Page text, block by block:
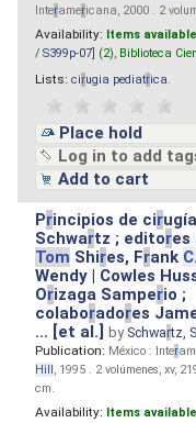
Interamericana, 2000 . 2
Availability: Items
/ S399p-07 ] (2), Biblioteca
Lists: cirugia pediatrica
Place hold
Log in to add
Add to cart
Principios de cir
Schwartz ; editores
Tom Shires, Frank C.
Wendy | Cowles
Orizaga Samperio ;
colaboradores
... [et al.]by Schwartz,
Publication: México : Inter
Hill, 1995 . 2 volúmenes, xv,
cm.
Availability: Items